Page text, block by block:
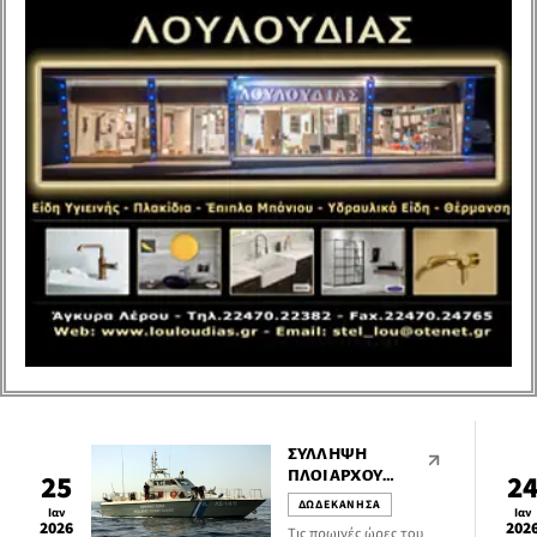
ξεχωριστές ποινικές
δικογραφίες για τα κατά
περίπτωση αδικήματα της
κατοχής – ναρκωτικών
ουσιών, και οπλοκατοχής.
25
Ιαν
2026
ΣΎΛΛΗΨΗ
ΠΛΟΙΆΡΧΟΥ
ΕΠΙΒΑΤΗΓΟΎ-
ΟΧΗΜΑΤΑΓΩΓΟΎ
ΔΩΔΕΚΑΝΗΣΑ 24
Ιαν